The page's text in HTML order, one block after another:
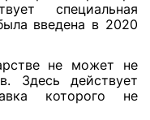
специальная
введена в 2020
не может не
Здесь действует
которого не